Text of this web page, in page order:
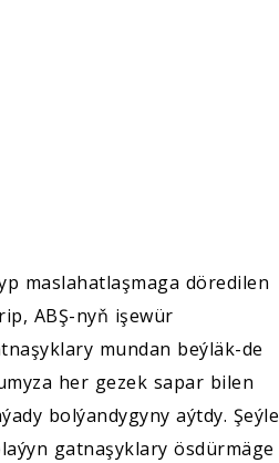
maslahatlaşmaga döredilen
ABŞ-nyň işewür
mundan beýläk-de
her gezek sapar bilen
bolýandygyny aýtdy. Şeýle
gatnaşyklary ösdürmäge